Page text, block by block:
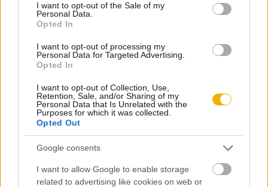
I want to opt-out of the Sale of my
Personal Data.
Opted In
I want to opt-out of processing my
Personal Data for Targeted Advertising.
Opted In
I want to opt-out of Collection, Use,
Retention, Sale, and/or Sharing of my
Personal Data that Is Unrelated with the
Purposes for which it was collected.
Opted Out
Google consents
I want to allow Google to enable storage
related to advertising like cookies on web or
Tananyag
Magyar történelem
Magyarország a két világháború között
Társadalom és életmód Magyarországon a
két világháború között
Társadalom és életmód Magyarországon a
két világháború között (kiegészítő
irodalom)